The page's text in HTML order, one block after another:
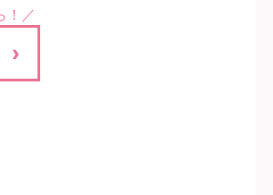
！／